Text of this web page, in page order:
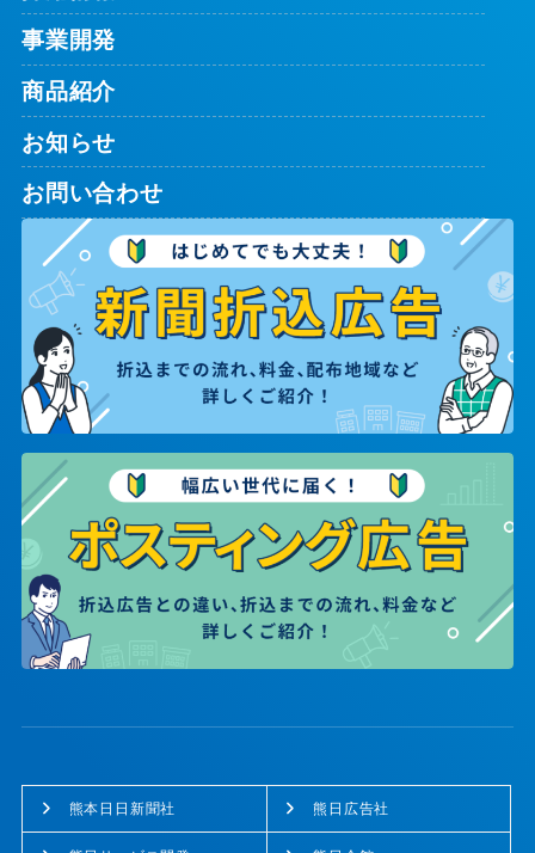
事業開発
商品紹介
お知らせ
お問い合わせ
熊本日日新聞社 熊日広告社